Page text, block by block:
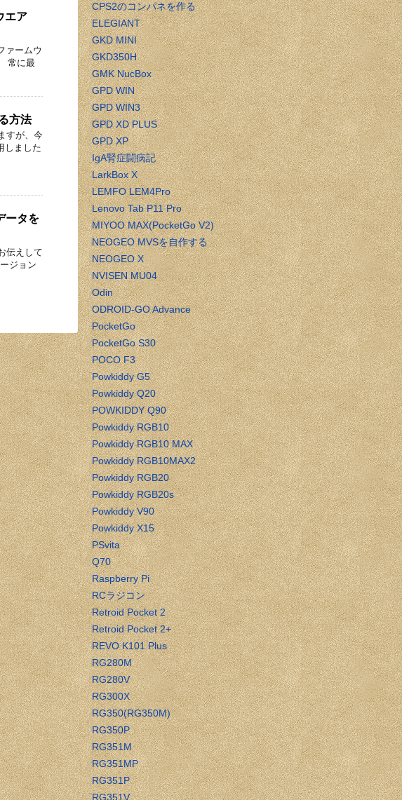
エア
ァームウ
常に最
方法
すが、今
しました
ータを
伝えして
ジョン
CPS2のコンパネを作る
ELEGIANT
GKD MINI
GKD350H
GMK NucBox
GPD WIN
GPD WIN3
GPD XD PLUS
GPD XP
IgA腎症闘病記
LarkBox X
LEMFO LEM4Pro
Lenovo Tab P11 Pro
MIYOO MAX(PocketGo V2)
NEOGEO MVSを自作する
NEOGEO X
NVISEN MU04
Odin
ODROID-GO Advance
PocketGo
PocketGo S30
POCO F3
Powkiddy G5
Powkiddy Q20
POWKIDDY Q90
Powkiddy RGB10
Powkiddy RGB10 MAX
Powkiddy RGB10MAX2
Powkiddy RGB20
Powkiddy RGB20s
Powkiddy V90
Powkiddy X15
PSvita
Q70
Raspberry Pi
RCラジコン
Retroid Pocket 2
Retroid Pocket 2+
REVO K101 Plus
RG280M
RG280V
RG300X
RG350(RG350M)
RG350P
RG351M
RG351MP
RG351P
RG351V